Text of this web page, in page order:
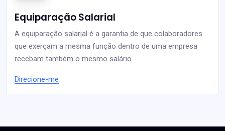
Equiparação Salarial
A equiparação salarial é a garantia de que colaboradores
que exerçam a mesma função dentro de uma empresa
recebam também o mesmo salário.
Direcione-me